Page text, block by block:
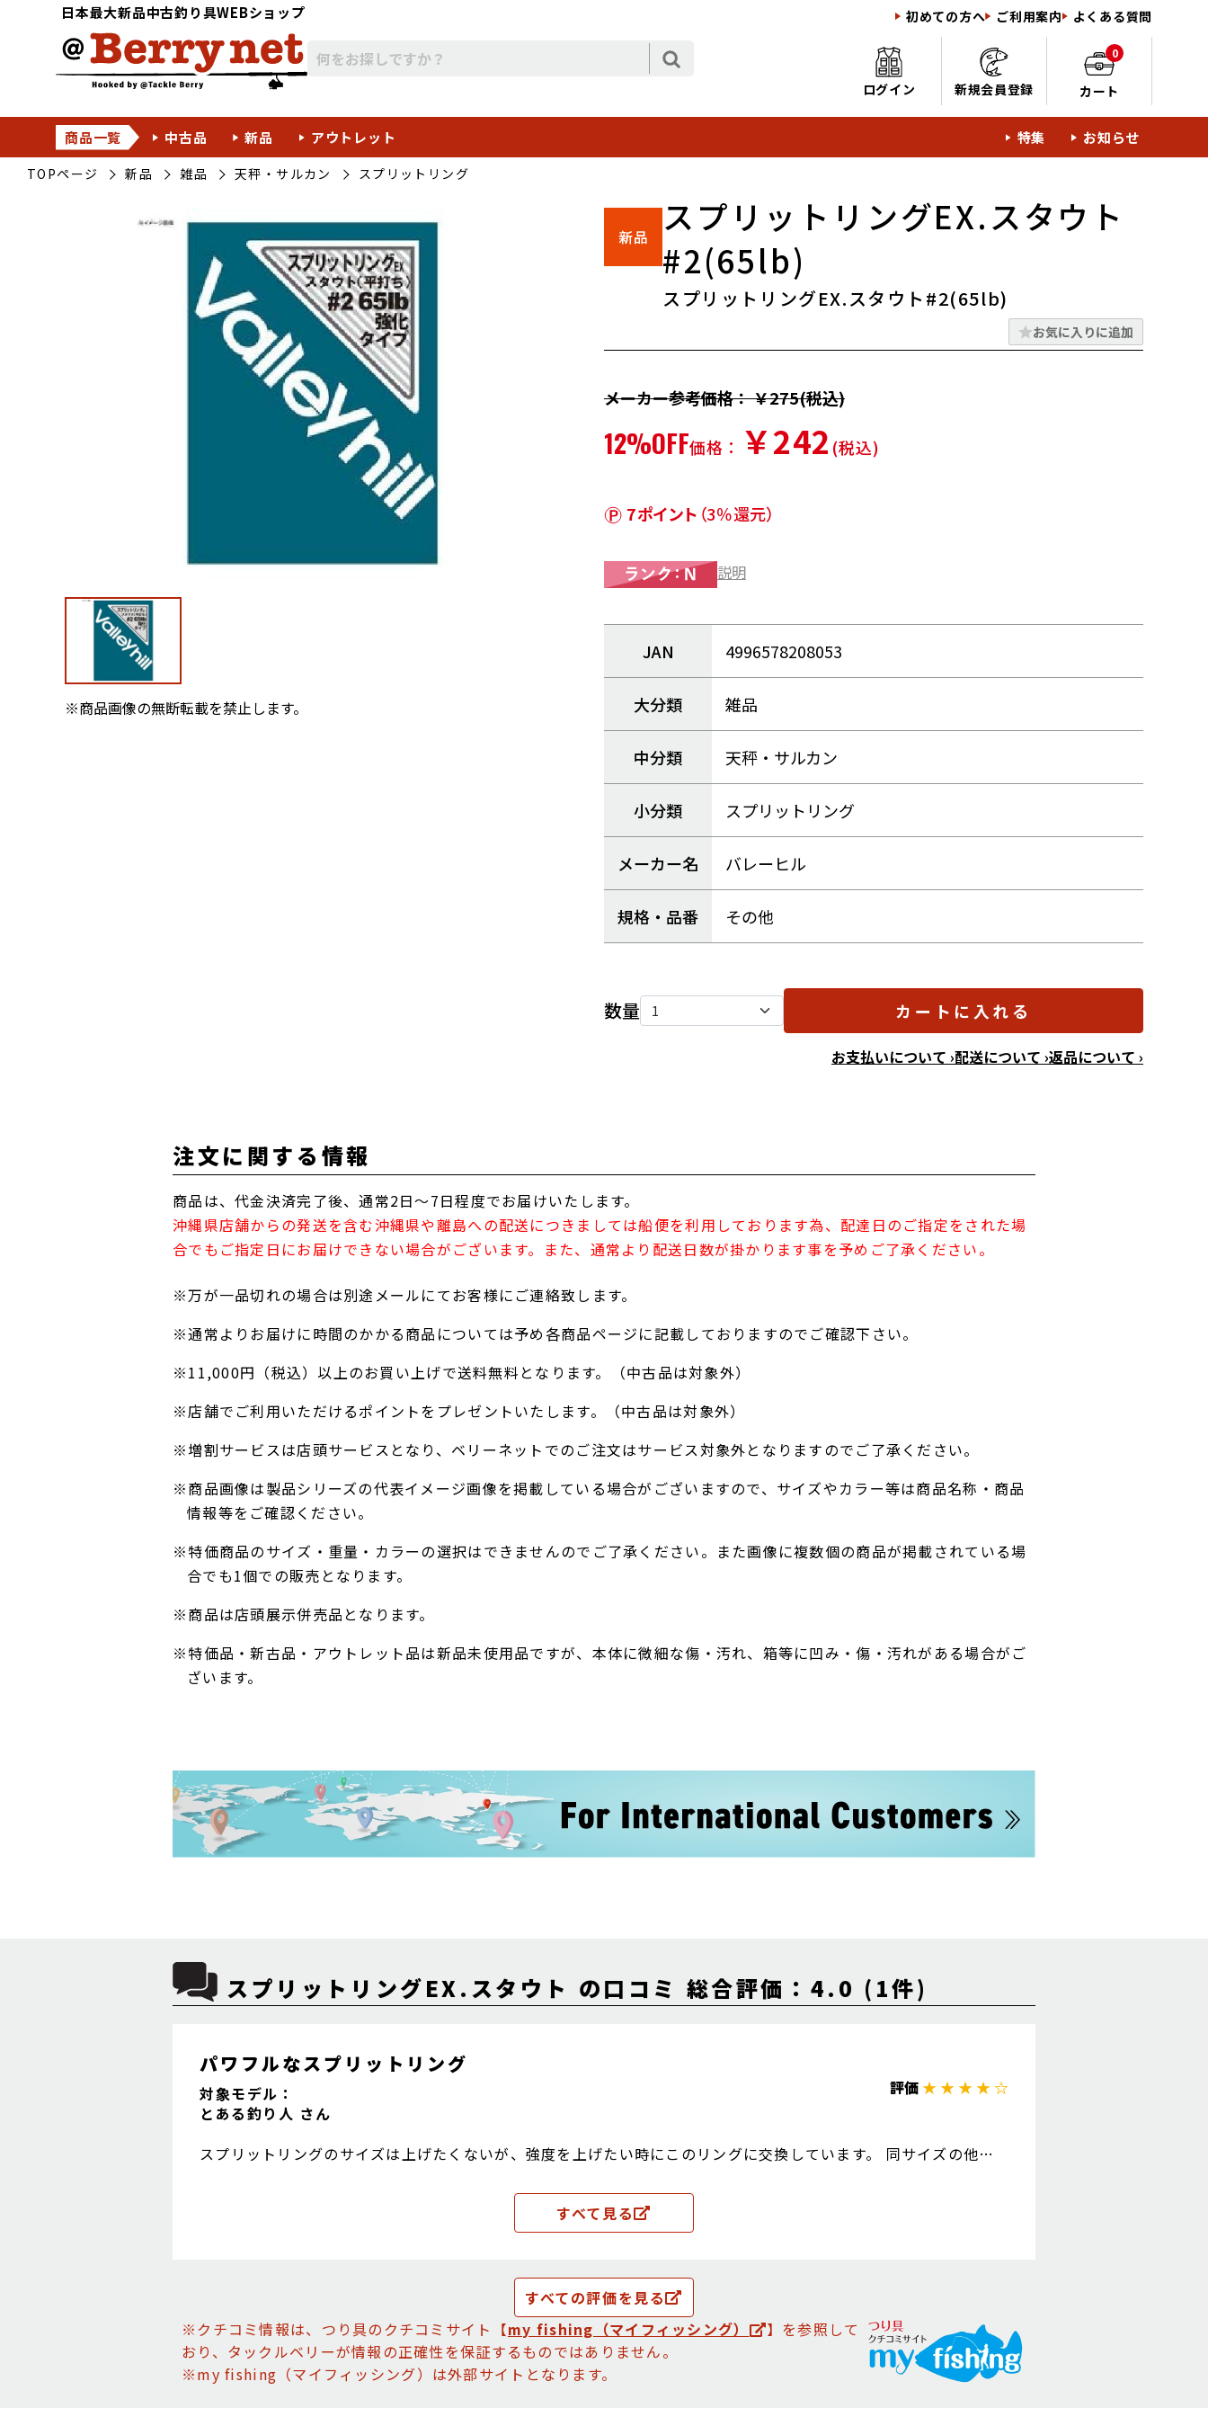
日本最大新品中古釣り具WEBショップ 初めての方へ ご利用案内 よくある質問
ログイン 新規会員登録
0
カート
商品一覧 中古品 新品 アウトレット 特集 お知らせ
TOPページ 新品 雑品 天秤・サルカン スプリットリング
※商品画像の無断転載を禁止します。
スプリットリングEX.スタウト
#2(65lb)
スプリットリングEX.スタウト#2(65lb)
お気に入りに追加
メーカー参考価格： ￥275(税込)
12%OFF価格： ￥242 (税込)
7ポイント （3％還元）
説明
JAN 4996578208053
大分類 雑品
中分類 天秤・サルカン
小分類 スプリットリング
メーカー名 バレーヒル
規格・品番 その他
数量 カートに入れる
お支払いについて ›配送について ›返品について ›
注文に関する情報
商品は、代金決済完了後、通常2日～7日程度でお届けいたします。
沖縄県店舗からの発送を含む沖縄県や離島への配送につきましては船便を利用しております為、配達日のご指定をされた場
合でもご指定日にお届けできない場合がございます。また、通常より配送日数が掛かります事を予めご了承ください。
※万が一品切れの場合は別途メールにてお客様にご連絡致します。
※通常よりお届けに時間のかかる商品については予め各商品ページに記載しておりますのでご確認下さい。
※11,000円（税込）以上のお買い上げで送料無料となります。（中古品は対象外）
※店舗でご利用いただけるポイントをプレゼントいたします。（中古品は対象外）
※増割サービスは店頭サービスとなり、ベリーネットでのご注文はサービス対象外となりますのでご了承ください。
※商品画像は製品シリーズの代表イメージ画像を掲載している場合がございますので、サイズやカラー等は商品名称・商品
情報等をご確認ください。
※特価商品のサイズ・重量・カラーの選択はできませんのでご了承ください。また画像に複数個の商品が掲載されている場
合でも1個での販売となります。
※商品は店頭展示併売品となります。
※特価品・新古品・アウトレット品は新品未使用品ですが、本体に微細な傷・汚れ、箱等に凹み・傷・汚れがある場合がご
ざいます。
スプリットリングEX.スタウト の口コミ 総合評価：4.0 (1件)
パワフルなスプリットリング
対象モデル：
とある釣り人 さん
評価★ ★ ★ ★ ☆
スプリットリングのサイズは上げたくないが、強度を上げたい時にこのリングに交換しています。 同サイズの他の
すべて見る
すべての評価を見る
※クチコミ情報は、つり具のクチコミサイト【my fishing（マイフィッシング）
】を参照して
おり、タックルベリーが情報の正確性を保証するものではありません。
※my fishing（マイフィッシング）は外部サイトとなります。